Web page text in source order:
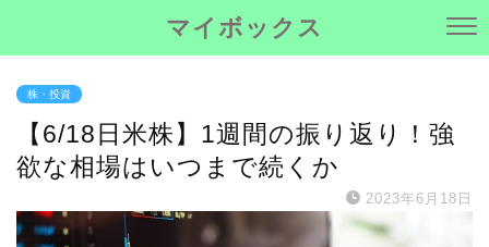
マイボックス
株・投資
【6/18日米株】1週間の振り返り！強
欲な相場はいつまで続くか
2023年6月18日